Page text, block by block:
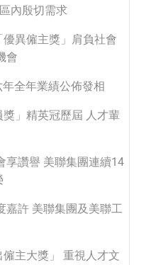
內殷切需求
異僱主獎」肩負社會
會
全年業績公佈發相
」精英冠歷屆 人才輩
享讚譽 美聯集團連續14
嘉許 美聯集團及美聯工
主大獎」 重視人才文